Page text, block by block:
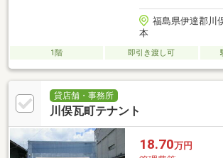
福島県伊達郡川
本
1階 即引き渡し可
貸店舗・事務所
川俣瓦町テナント
18.70万円